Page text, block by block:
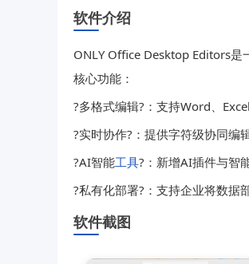
软件介绍
ONLY Office Desktop Editors是
核心功能：
?多格式编辑?：支持Word、Excel
?实时协作?：提供字符级协同编
?AI智能工具?：新增AI插件与智
?私有化部署?：支持企业将数据
软件截图